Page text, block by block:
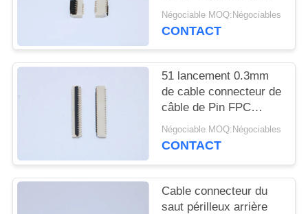
POLICY
SMT R/A avec la taille
1,0 millimètres
Négociable MOQ:Négociables
CONTACT
51 lancement 0.3mm
de cable connecteur de
câble de Pin FPC
Facile-sur SMT R/A
pour le matériel
Négociable MOQ:Négociables
CONTACT
Cable connecteur du
saut périlleux arrière